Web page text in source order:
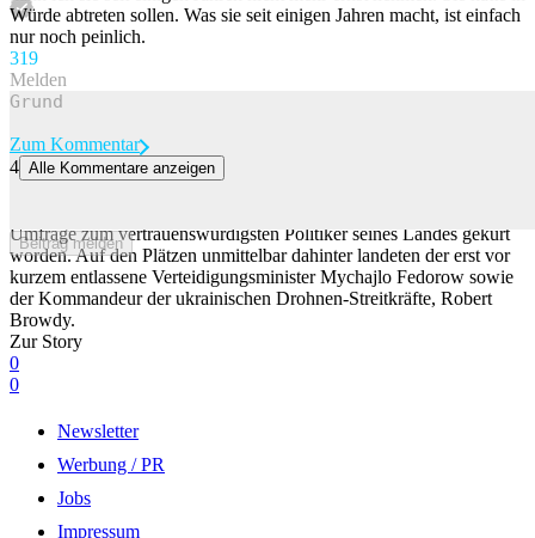
Würde abtreten sollen. Was sie seit einigen Jahren macht, ist einfach
nur noch peinlich.
319
Melden
Beitrag melden
Zum Kommentar
4 Alle Kommentare anzeigen
Umfrage zum vertrauenswürdigsten Politiker seines Landes gekürt
worden. Auf den Plätzen unmittelbar dahinter landeten der erst vor
kurzem entlassene Verteidigungsminister Mychajlo Fedorow sowie
der Kommandeur der ukrainischen Drohnen-Streitkräfte, Robert
Browdy.
Zur Story
0
0
Newsletter
Werbung / PR
Jobs
Impressum